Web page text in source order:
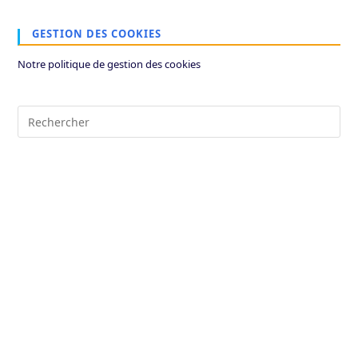
GESTION DES COOKIES
Notre politique de gestion des cookies